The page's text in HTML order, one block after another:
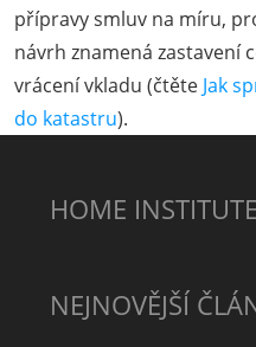
přípravy smluv na míru,
návrh znamená zastavení
vrácení vkladu (čtěte Jak
do katastru).
HOME INSTITUTE
NEJNOVĚJŠÍ